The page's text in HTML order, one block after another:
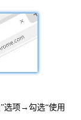
选项→勾选“使用